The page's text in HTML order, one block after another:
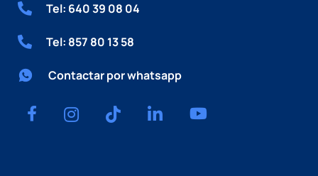
Tel: 640 39 08 04
Tel: 857 80 13 58
Contactar por whatsapp